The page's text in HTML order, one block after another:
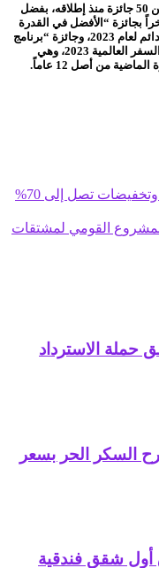
ونال برنامج “سكاي واردز طيران الإمارات” أكثر من 50 جائزة منذ إطلاقه، بفضل
بجائزة “الأفضل في القدرة
على الكسب والإنفاق” في حفل جوائز المسافر الدائم لعام 2023، وجائزة “برنامج
المكافآت الرائد في العالم” في حفل توزيع جوائز السفر العالمية 2023، وهي
من أصل 12 عاماً.
جوميا تطلق حملة «رمضان كريم» وتخفيضات تصل إلى 70%
القومي لمشتقات
حملة الاسترداد
السكر الحر بسعر
أول شقق فندقية